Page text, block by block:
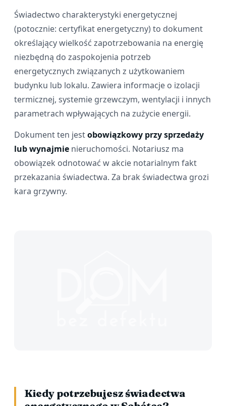
Świadectwo charakterystyki energetycznej
(potocznie: certyfikat energetyczny) to dokument
określający wielkość zapotrzebowania na energię
niezbędną do zaspokojenia potrzeb
energetycznych związanych z użytkowaniem
budynku lub lokalu. Zawiera informacje o izolacji
termicznej, systemie grzewczym, wentylacji i innych
parametrach wpływających na zużycie energii.
Dokument ten jestobowiązkowy przy sprzedaży
lub wynajmie nieruchomości. Notariusz ma
obowiązek odnotować w akcie notarialnym fakt
przekazania świadectwa. Za brak świadectwa grozi
kara grzywny.
Kiedy potrzebujesz świadectwa